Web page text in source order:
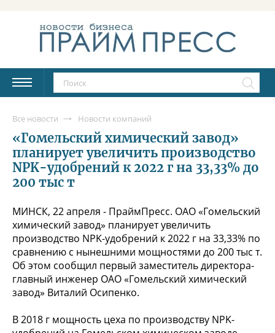
Все новости Новости компаний
«Гомельский химический завод»
планирует увеличить производство
NPK-удобрений к 2022 г на 33,33% до
200 тыс т
МИНСК, 22 апреля - ПраймПресс. ОАО «Гомельский
химический завод» планирует увеличить
производство NPK-удобрений к 2022 г на 33,33% по
сравнению с нынешними мощностями до 200 тыс т.
Об этом сообщил первый заместитель директора-
главный инженер ОАО «Гомельский химический
завод» Виталий Осипенко.
В 2018 г мощность цеха по производству NPK-